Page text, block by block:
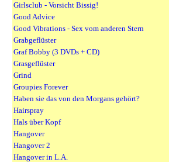
Girlsclub - Vorsicht Bissig!
Good Advice
Good Vibrations - Sex vom anderen Stern
Grabgeflüster
Graf Bobby (3 DVDs + CD)
Grasgeflüster
Grind
Groupies Forever
Haben sie das von den Morgans gehört?
Hairspray
Hals über Kopf
Hangover
Hangover 2
Hangover in L.A.